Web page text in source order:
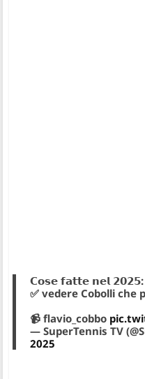
𝗖𝗼𝘀𝗲 𝗳𝗮𝘁𝘁𝗲 𝗻𝗲𝗹 𝟮𝟬𝟮𝟱:
✅ vedere Cobolli
📹 flavio_cobbo
— SuperTennis TV
2025